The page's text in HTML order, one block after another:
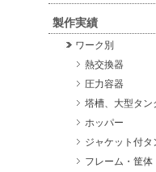
製作実績
ワーク別
熱交換器
圧力容器
塔槽、大型タン
ホッパー
ジャケット付タ
フレーム・筐体